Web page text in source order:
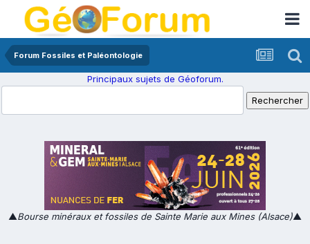
Forum Fossiles et Paléontologie
Principaux sujets de Géoforum.
▲Bourse minéraux et fossiles de Sainte Marie aux Mines (Alsace)▲